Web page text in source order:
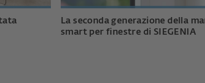
La seconda generazione della
smart per finestre di SIEGENIA